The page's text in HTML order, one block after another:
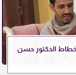
الدكتور حسن